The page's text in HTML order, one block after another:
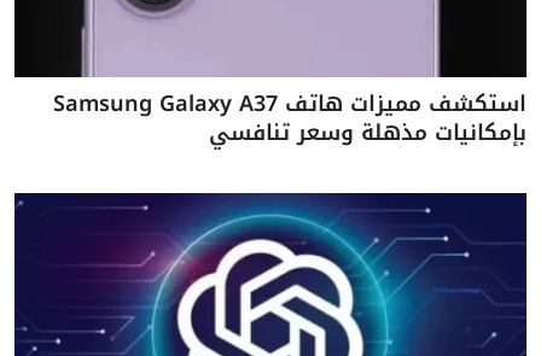
استكشف مميزات هاتف Samsung Galaxy A37
بإمكانيات مذهلة وسعر تنافسي